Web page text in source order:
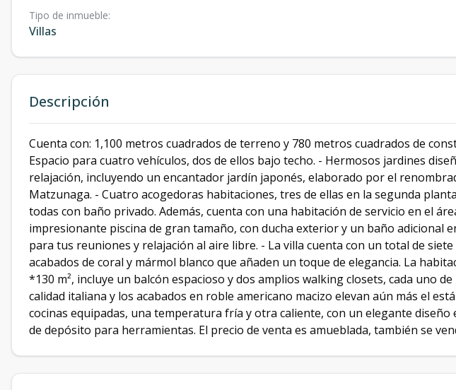
Tipo de inmueble:
Villas
Descripción
Cuenta con: 1,100 metros cuadrados de terreno y 780 metros cuadrados de
Espacio para cuatro vehículos, dos de ellos bajo techo. - Hermosos jardines
relajación, incluyendo un encantador jardín japonés, elaborado por el
Matzunaga. - Cuatro acogedoras habitaciones, tres de ellas en la segunda
todas con baño privado. Además, cuenta con una habitación de servicio en el
impresionante piscina de gran tamaño, con ducha exterior y un baño adicional
para tus reuniones y relajación al aire libre. - La villa cuenta con un total de
acabados de coral y mármol blanco que añaden un toque de elegancia. La
*130 m², incluye un balcón espacioso y dos amplios walking closets, cada uno de
calidad italiana y los acabados en roble americano macizo elevan aún más el
cocinas equipadas, una temperatura fría y otra caliente, con un elegante diseño
de depósito para herramientas. El precio de venta es amueblada, también se